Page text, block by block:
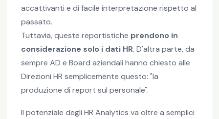
accattivanti e di facile interpretazione rispetto al
passato.
Tuttavia, queste reportistiche prendono in
considerazione solo i dati HR. D'altra parte, da
sempre AD e Board aziendali hanno chiesto alle
Direzioni HR semplicemente questo: "la
produzione di report sul personale".
Il potenziale degli HR Analytics va oltre a semplici